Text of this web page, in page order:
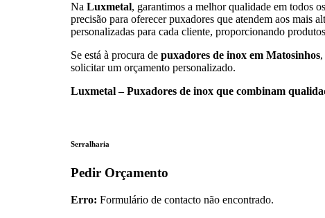
Na Luxmetal, garantimos a melhor qualidade em todos
precisão para oferecer puxadores que atendem aos mais
personalizadas para cada cliente, proporcionando
Se está à procura de puxadores de inox em Matosinhos,
solicitar um orçamento personalizado.
Luxmetal – Puxadores de inox que combinam
Serralharia
Pedir Orçamento
Erro: Formulário de contacto não encontrado.